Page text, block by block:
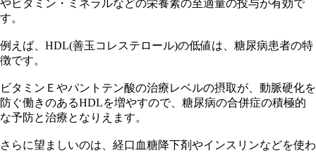
やビタミン・ミネラルなどの栄養素の至適量の投与が有効で
す。
例えば、HDL(善玉コレステロール)の低値は、糖尿病患者の特
徴です。
ビタミンＥやパントテン酸の治療レベルの摂取が、動脈硬化を
防ぐ働きのあるHDLを増やすので、糖尿病の合併症の積極的
な予防と治療となりえます。
さらに望ましいのは、経口血糖降下剤やインスリンなどを使わ